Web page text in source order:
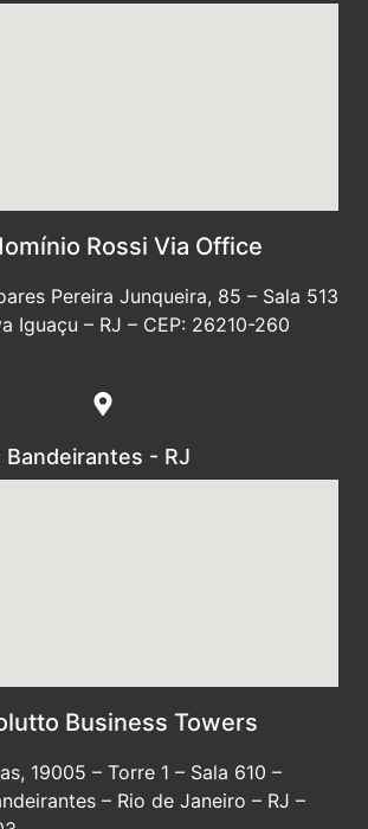
Rossi Via Office
Pereira Junqueira, 85 – Sala 513
Iguaçu – RJ – CEP: 26210-260
Bandeirantes - RJ
Business Towers
19005 – Torre 1 – Sala 610 –
– Rio de Janeiro – RJ –